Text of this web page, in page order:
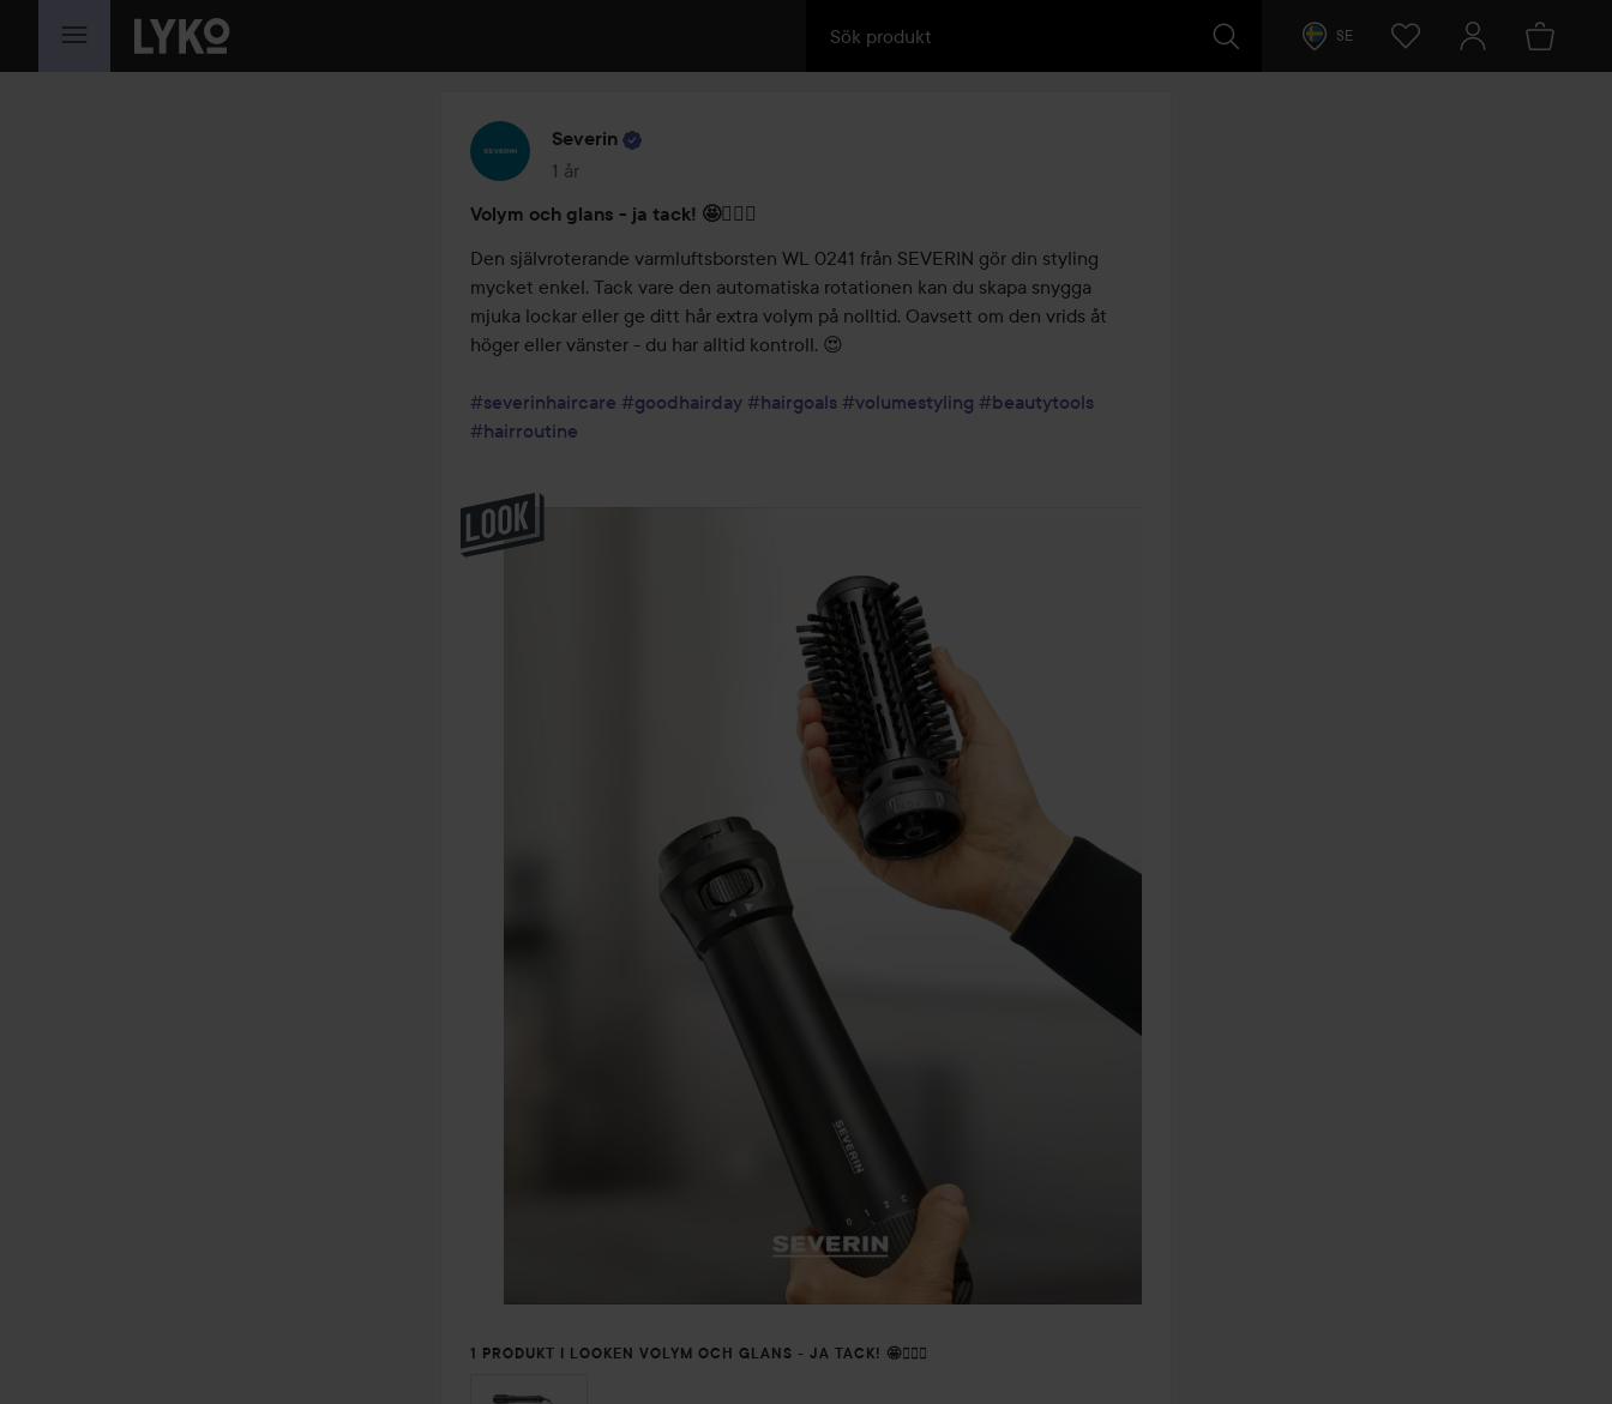
HOPPA TILL INNEHÅLLET SE
Severin
1 år
Inlägget skapades 1 år
Volym och glans - ja tack! 🤩💁🏼‍♀️
Den självroterande varmluftsborsten WL 0241 från SEVERIN gör din styling
mycket enkel. Tack vare den automatiska rotationen kan du skapa snygga
mjuka lockar eller ge ditt hår extra volym på nolltid. Oavsett om den vrids åt
höger eller vänster - du har alltid kontroll. 😍
#severinhaircare #goodhairday #hairgoals #volumestyling #beautytools
#hairroutine
1 PRODUKT I LOOKEN VOLYM OCH GLANS - JA TACK! 🤩💁🏼‍♀️